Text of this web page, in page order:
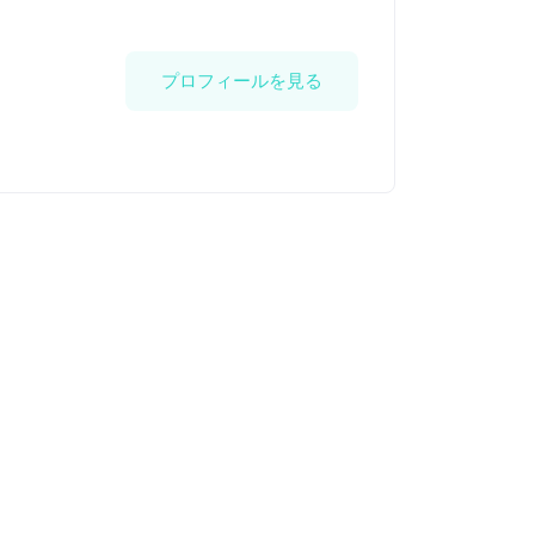
プロフィールを見る